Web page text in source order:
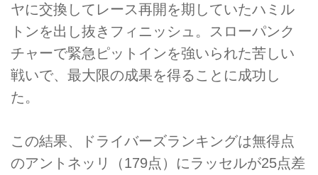
ヤに交換してレース再開を期していたハミル
トンを出し抜きフィニッシュ。スローパンク
チャーで緊急ピットインを強いられた苦しい
戦いで、最大限の成果を得ることに成功し
た。
この結果、ドライバーズランキングは無得点
のアントネッリ（179点）にラッセルが25点差